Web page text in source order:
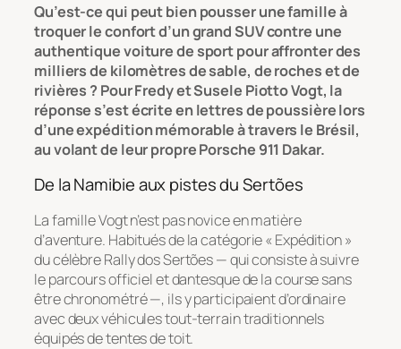
Qu’est-ce qui peut bien pousser une famille à
troquer le confort d’un grand SUV contre une
authentique voiture de sport pour affronter des
milliers de kilomètres de sable, de roches et de
rivières ? Pour Fredy et Susele Piotto Vogt, la
réponse s’est écrite en lettres de poussière lors
d’une expédition mémorable à travers le Brésil,
au volant de leur propre Porsche 911 Dakar.
De la Namibie aux pistes du Sertões
La famille Vogt n’est pas novice en matière
d’aventure. Habitués de la catégorie « Expédition »
du célèbre Rally dos Sertões — qui consiste à suivre
le parcours officiel et dantesque de la course sans
être chronométré —, ils y participaient d’ordinaire
avec deux véhicules tout-terrain traditionnels
équipés de tentes de toit.